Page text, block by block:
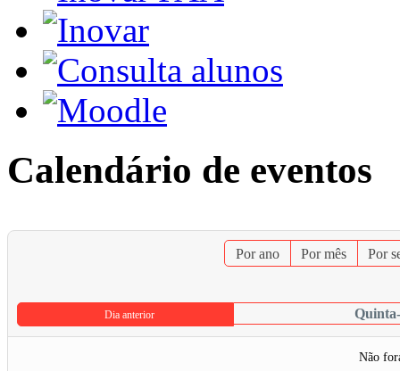
Calendário de eventos
Por ano Por mês Por
Dia anterior
Não